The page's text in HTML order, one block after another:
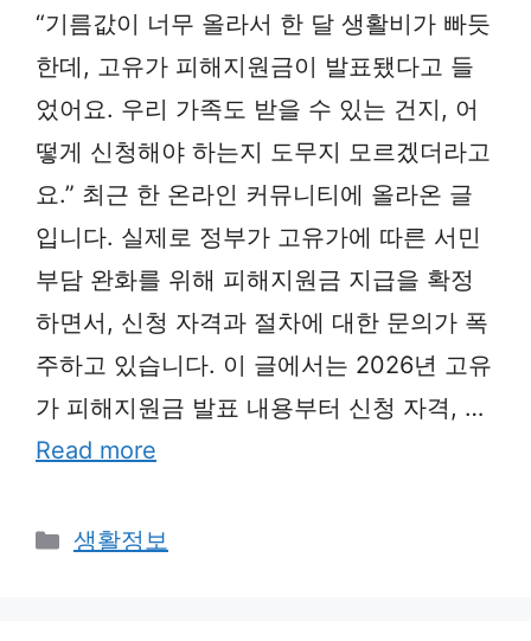
“기름값이 너무 올라서 한 달 생활비가 빠듯
한데, 고유가 피해지원금이 발표됐다고 들
었어요. 우리 가족도 받을 수 있는 건지, 어
떻게 신청해야 하는지 도무지 모르겠더라고
요.” 최근 한 온라인 커뮤니티에 올라온 글
입니다. 실제로 정부가 고유가에 따른 서민
부담 완화를 위해 피해지원금 지급을 확정
하면서, 신청 자격과 절차에 대한 문의가 폭
주하고 있습니다. 이 글에서는 2026년 고유
가 피해지원금 발표 내용부터 신청 자격, …
Read more
Categories
생활정보